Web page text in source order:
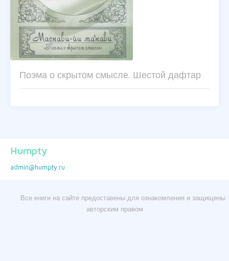
Поэма о скрытом смысле. Шестой дафтар
Humpty
admin@humpty.ru
Все книги на сайте предоставены для ознакомления и защищены
авторским правом